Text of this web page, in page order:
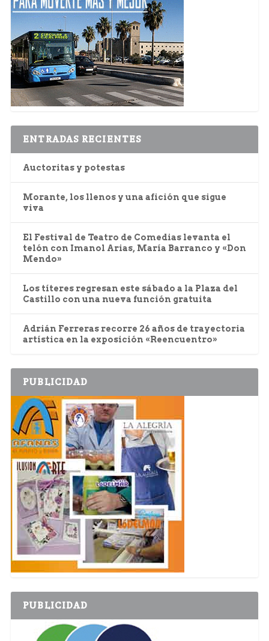
ENTRADAS RECIENTES
Auctoritas y potestas
Morante, los llenos y una afición que sigue
viva
El Festival de Teatro de Comedias levanta el
telón con Imanol Arias, María Barranco y «Don
Mendo»
Los títeres regresan este sábado a la Plaza del
Castillo con una nueva función gratuita
Adrián Ferreras recorre 26 años de trayectoria
artística en la exposición «Reencuentro»
PUBLICIDAD
PUBLICIDAD